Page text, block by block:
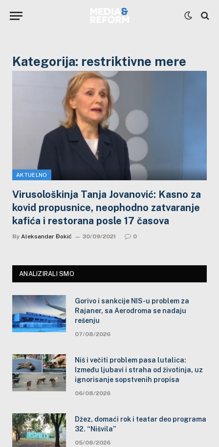
Kategorija: restriktivne mere
AKTUELNO
Virusološkinja Tanja Jovanović: Kasno za
kovid propusnice, neophodno zatvaranje
kafića i restorana posle 17 časova
By Aleksandar Đokić 30/09/2021 0
ANALIZIRALI SMO
Gorivo i sankcije NIS-u problem za
Rajaner, sa Aerodroma se nadaju
rešenju
07/08/2026
Niš i večiti problem pasa lutalica:
Između ljubavi i straha od životinja, uz
ignorisanje sopstvenih propisa
06/08/2026
Džez, domaći rok i teatar deo programa
32. “Nišvila”
05/08/2026